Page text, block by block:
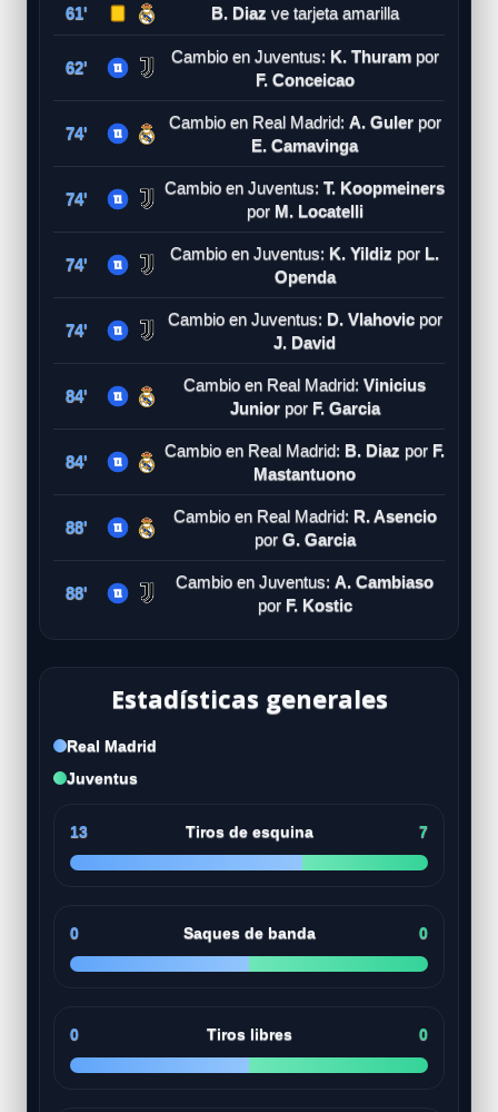
61' B. Diaz ve tarjeta amarilla
62'
Cambio en Juventus: K. Thurampor
F. Conceicao
74'
Cambio en Real Madrid: A. Gulerpor
E. Camavinga
74'
Cambio en Juventus: T. Koopmeiners
por M. Locatelli
74'
Cambio en Juventus: K. Yildiz por L.
Openda
74'
Cambio en Juventus: D. Vlahovicpor
J. David
84'
Cambio en Real Madrid: Vinicius
Juniorpor F. Garcia
84'
Cambio en Real Madrid: B. Diaz por F.
Mastantuono
88'
Cambio en Real Madrid: R. Asencio
por G. Garcia
88'
Cambio en Juventus: A. Cambiaso
por F. Kostic
Estadísticas generales
Real Madrid
Juventus
13 Tiros de esquina 7
0 Saques de banda 0
0 Tiros libres 0